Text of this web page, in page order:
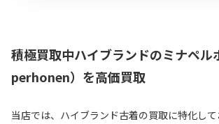
積極買取中ハイブランドのミナペ
perhonen）を高価買取
当店では、ハイブランド古着の買取に特化し